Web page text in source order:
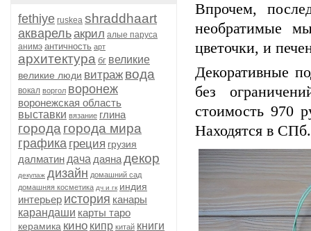
fethiye ruskea shraddhaart
акварельакрил алые паруса
анимэ античность арт
архитектура бг великие
великие люди витраж вода
вокал воргол воронеж
воронежская область
выставки вязание глина
города города мира
графика греция грузия
далматин дача даянадекор
декупаж дизайн домашний сад
домашняя косметика дч и гк индия
интерьер история канары
карандаши карты таро
керамика кино кипр китай книги
Впрочем,
необратимые
цветочки, и
Декоративные
без
стоимость 970
Находятся в СПб.